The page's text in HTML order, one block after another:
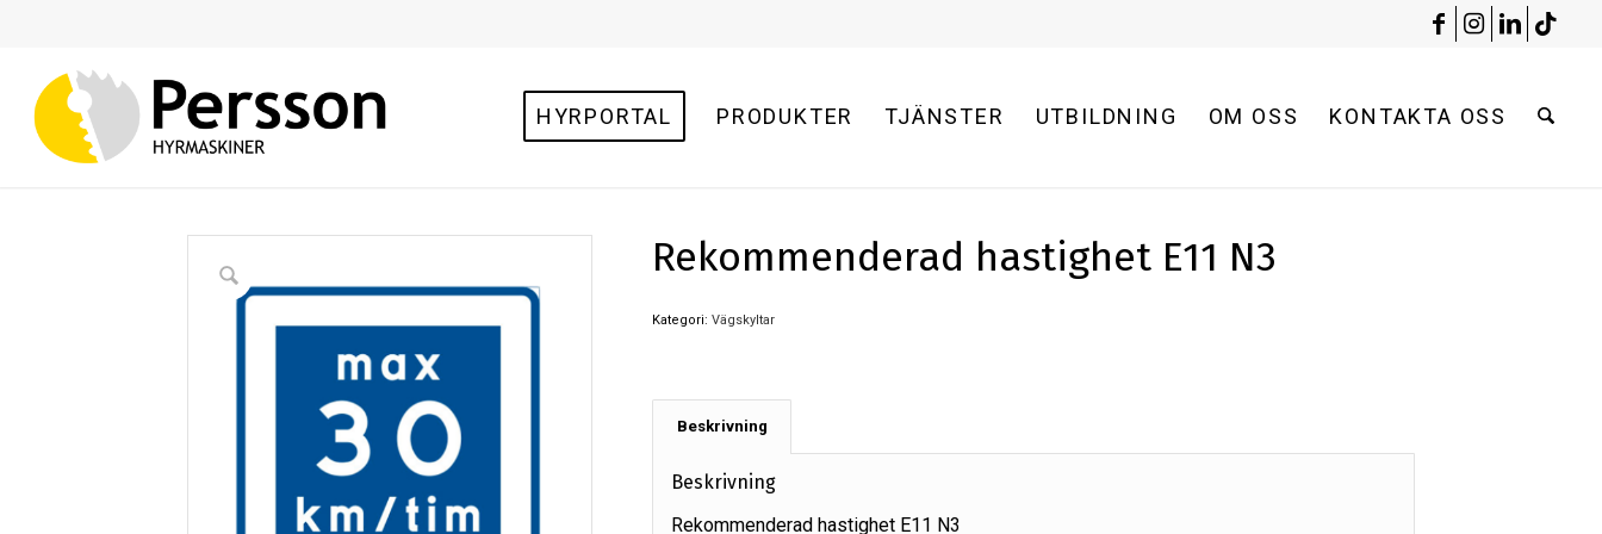
HYRPORTAL PRODUKTER TJÄNSTER UTBILDNING OM OSS KONTAKTA OSS
Rekommenderad hastighet E11 N3
Kategori: Vägskyltar
Beskrivning
Beskrivning
Rekommenderad hastighet E11 N3